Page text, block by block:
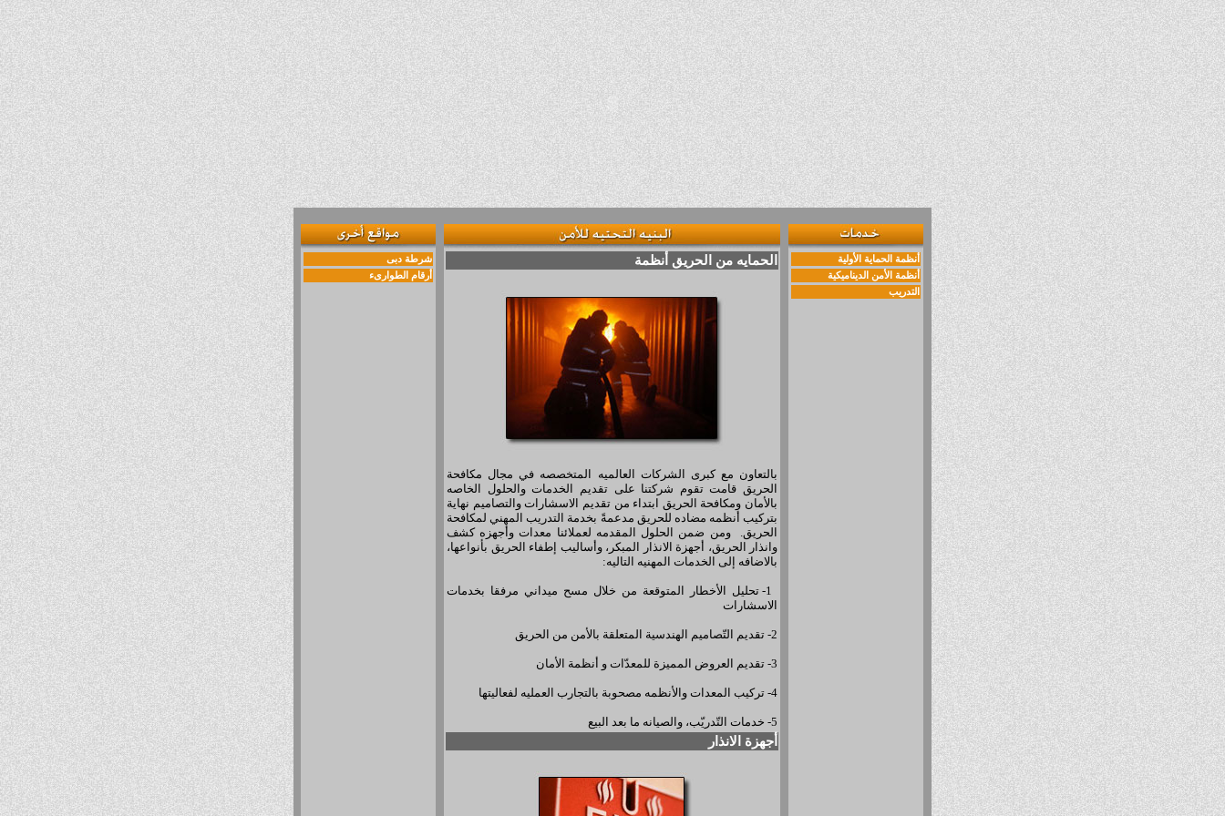
شرطة دبى
أرقام الطوارىء
أنظمة الحمايه من الحريق
بالتعاون مع كبرى الشركات العالميه المتخصصه في مجال مكافحة
الحريق قامت تقوم شركتنا على تقديم الخدمات والحلول الخاصه
بالأمان ومكافحة الحريق ابتداء من تقديم الاسشارات والتصاميم نهاية
بتركيب أنظمه مضاده للحريق مدعمةً بخدمة التدريب المهني لمكافحة
الحريق. ومن ضمن الحلول المقدمه لعملائنا معدات وأجهزه كشف
وانذار الحريق، أجهزة الانذار المبكر، وأساليب إطفاء الحريق بأنواعها،
بالاضافه إلى الخدمات المهنيه التاليه:
1- تحليل الأخطار المتوقعة من خلال مسح ميداني مرفقا بخدمات
الاسشارات
2- تقديم التّصاميم الهندسية المتعلقة بالأمن من الحريق
3- تقديم العروض المميزة للمعدّات و أنظمة الأمان
4- تركيب المعدات والأنظمه مصحوبة بالتجارب العمليه لفعاليتها
5- خدمات التّدريّب، والصيانه ما بعد البيع
أجهزة الانذار
أنظمة الحماية الأولية
أنظمة الأمن الديناميكية
التدريب